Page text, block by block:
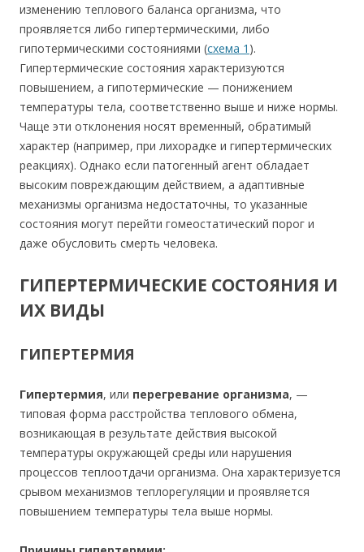
изменению теплового баланса организма, что
проявляется либо гипертермическими, либо
гипотермическими состояниями (схема 1 ).
Гипертермические состояния характеризуются
повышением, а гипотермические — понижением
температуры тела, соответственно выше и ниже нормы.
Чаще эти отклонения носят временный, обратимый
характер (например, при лихорадке и гипертермических
реакциях). Однако если патогенный агент обладает
высоким повреждающим действием, а адаптивные
механизмы организма недостаточны, то указанные
состояния могут перейти гомеостатический порог и
даже обусловить смерть человека.
ГИПЕРТЕРМИЧЕСКИЕ СОСТОЯНИЯ И
ИХ ВИДЫ
ГИПЕРТЕРМИЯ
Гипертермия, или перегревание организма, —
типовая форма расстройства теплового обмена,
возникающая в результате действия высокой
температуры окружающей среды или нарушения
процессов теплоотдачи организма. Она характеризуется
срывом механизмов теплорегуляции и проявляется
повышением температуры тела выше нормы.